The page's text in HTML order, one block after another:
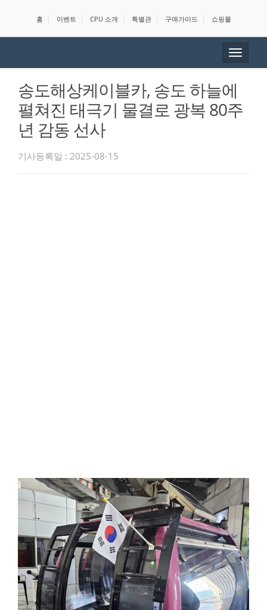
홈 이벤트 CPU 소개 특별관 구매가이드 쇼핑몰
Toggle
송도해상케이블카, 송도 하늘에
펼쳐진 태극기 물결로 광복 80주
년 감동 선사
기사등록일 : 2025-08-15